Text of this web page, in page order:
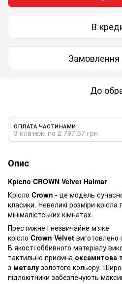
В
Замовлення
До
ОПЛАТА ЧАСТИНАМИ
3 платежі по 2 797.67 грн
Опис
Крісло CROWN Velvet Halmar
Крісло Crown - це модель
класики. Невеликі розміри
мінімалістських кімнатах.
Престижне і незвичайне м'яке
крісло Crown Velvet виготовлено
В якості оббивного матеріалу
тактильно приємна оксамитова
з металу золотого кольору.
підлокітники забезпечують